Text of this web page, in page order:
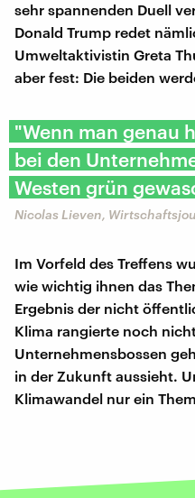
sehr spannenden Duell
Donald Trump redet
Umweltaktivistin Greta
aber fest: Die beiden
"Wenn man genau
bei den
Westen grün
Nicolas Lieven,
Im Vorfeld des Treffens
wie wichtig ihnen das
Ergebnis der nicht
Klima rangierte noch
Unternehmensbossen
in der Zukunft aussieht.
Klimawandel nur ein